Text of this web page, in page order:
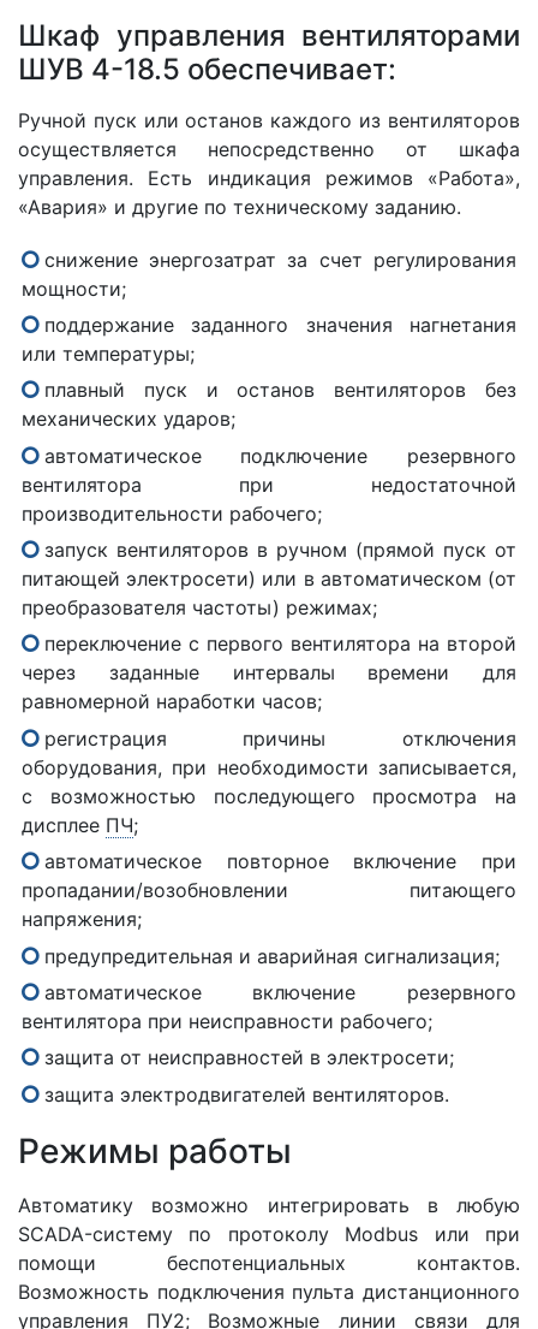
Шкаф управления вентиляторами
ШУВ 4-18.5 обеспечивает:
Ручной пуск или останов каждого из вентиляторов
осуществляется непосредственно от шкафа
управления. Есть индикация режимов «Работа»,
«Авария» и другие по техническому заданию.
снижение энергозатрат за счет регулирования
мощности;
поддержание заданного значения нагнетания
или температуры;
плавный пуск и останов вентиляторов без
механических ударов;
автоматическое подключение резервного
вентилятора при недостаточной
производительности рабочего;
запуск вентиляторов в ручном (прямой пуск от
питающей электросети) или в автоматическом (от
преобразователя частоты) режимах;
переключение с первого вентилятора на второй
через заданные интервалы времени для
равномерной наработки часов;
регистрация причины отключения
оборудования, при необходимости записывается,
с возможностью последующего просмотра на
дисплее ПЧ;
автоматическое повторное включение при
пропадании/возобновлении питающего
напряжения;
предупредительная и аварийная сигнализация;
автоматическое включение резервного
вентилятора при неисправности рабочего;
защита от неисправностей в электросети;
защита электродвигателей вентиляторов.
Режимы работы
Автоматику возможно интегрировать в любую
SCADA-систему по протоколу Modbus или при
помощи беспотенциальных контактов.
Возможность подключения пульта дистанционного
управления ПУ2; Возможные линии связи для